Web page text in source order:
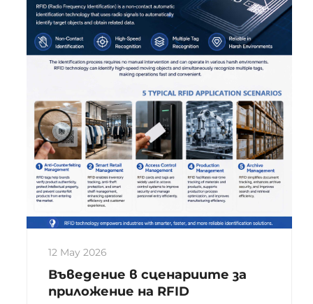
станала едно от най-надеждните
решения за интелигентно
управление на активи...
12 May 2026
Въведение в сценариите за
приложение на RFID